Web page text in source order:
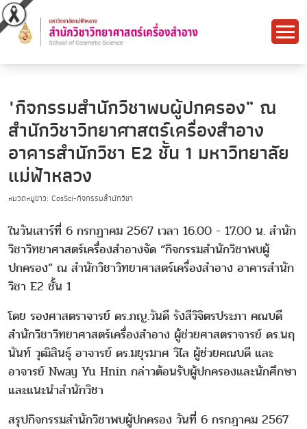
"กิจกรรมสำนักวิชาพบผู้ปกครอง” ณ
สำนักวิชาวิทยาศาสตร์เครื่องสำอาง
อาคารสำนักวิชา E2 ชั้น 1 มหาวิทยาลัย
แม่ฟ้าหลวง
หมวดหมู่ข่าว: CosSci-กิจกรรมสำนักวิชา
ในวันเสาร์ที่ 6 กรกฏาคม 2567 เวลา 16.00 - 17.00 น. สำนัก
วิชาวิทยาศาสตร์เครื่องสำอางจัด “กิจกรรมสำนักวิชาพบผู้
ปกครอง” ณ สำนักวิชาวิทยาศาสตร์เครื่องสำอาง อาคารสำนัก
วิชา E2 ชั้น 1
โดย รองศาสตราจารย์ ดร.ภญ.วันดี รังสีวิจิตรประภา คณบดี
สำนักวิชาวิทยาศาสตร์เครื่องสำอาง ผู้ช่วยศาสตราจารย์ ดร.นฤ
นันท์ วุฒิสินธุ์ อาจารย์ ดร.มยุรมาศ วิไล ผู้ช่วยคณบดี และ
อาจารย์ Nway Yu Hnin กล่าวต้อนรับผู้ปกครองและนักศึกษา
และแนะนำสำนักวิชา
สรุปกิจกรรมสำนักวิชาพบผู้ปกครอง วันที่ 6 กรกฎาคม 2567